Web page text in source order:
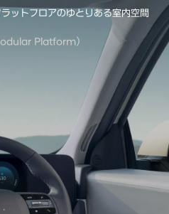
ットフロアのゆとりある室内空間
Platform）